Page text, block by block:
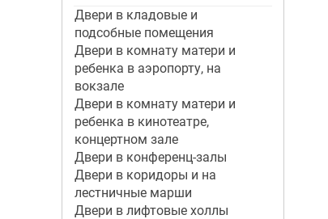
Двери в кладовые и
подсобные помещения
Двери в комнату матери и
ребенка в аэропорту, на
вокзале
Двери в комнату матери и
ребенка в кинотеатре,
концертном зале
Двери в конференц-залы
Двери в коридоры и на
лестничные марши
Двери в лифтовые холлы